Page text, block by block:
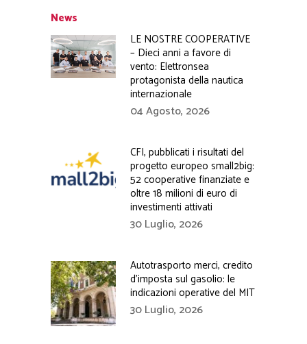
News
LE NOSTRE COOPERATIVE
– Dieci anni a favore di
vento: Elettronsea
protagonista della nautica
internazionale
04 Agosto, 2026
CFI, pubblicati i risultati del
progetto europeo small2big:
52 cooperative finanziate e
oltre 18 milioni di euro di
investimenti attivati
30 Luglio, 2026
Autotrasporto merci, credito
d’imposta sul gasolio: le
indicazioni operative del MIT
30 Luglio, 2026